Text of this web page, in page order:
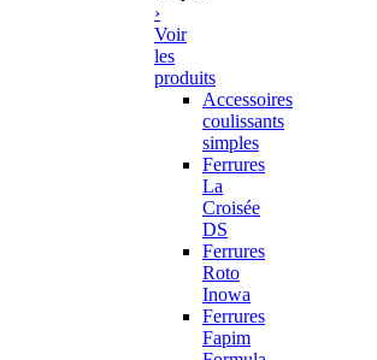
›
Voir
les
produits
Accessoires
coulissants
simples
Ferrures
La
Croisée
DS
Ferrures
Roto
Inowa
Ferrures
Fapim